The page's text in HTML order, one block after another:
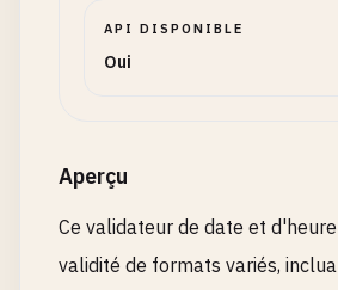
API DISPONIBLE
Oui
Aperçu
Ce validateur de date et
validité de formats variés,